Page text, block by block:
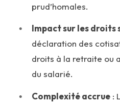
prud’homales.
Impact sur les droits
déclaration des
droits à la retraite ou
du salarié.
Complexité accrue :